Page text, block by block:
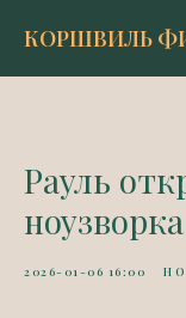
КОРШВИЛЬ
Рауль
2026-01-06 16:00